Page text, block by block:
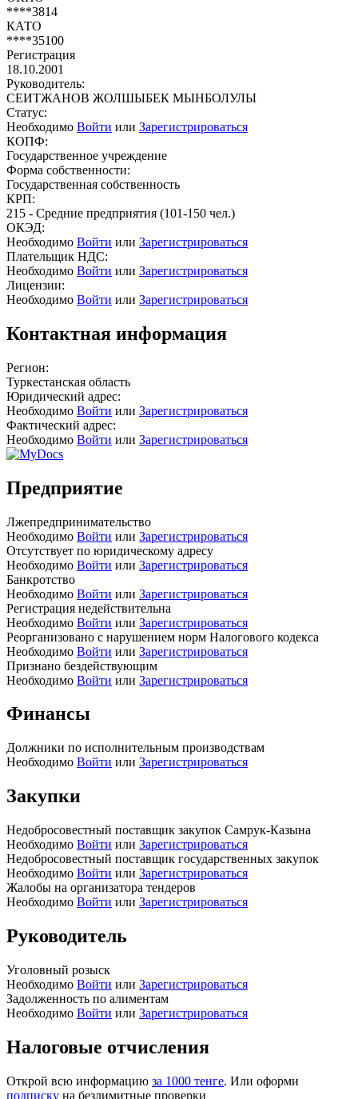
****3814
КАТО
****35100
Регистрация
18.10.2001
Руководитель:
СЕИТЖАНОВ ЖОЛШЫБЕК МЫНБОЛУЛЫ
Статус:
Необходимо Войти или Зарегистрироваться
КОПФ:
Государственное учреждение
Форма собственности:
Государственная собственность
КРП:
215 - Средние предприятия (101-150 чел.)
ОКЭД:
Необходимо Войти или Зарегистрироваться
Плательщик НДС:
Необходимо Войти или Зарегистрироваться
Лицензии:
Необходимо Войти или Зарегистрироваться
Контактная информация
Регион:
Туркестанская область
Юридический адрес:
Необходимо Войти или Зарегистрироваться
Фактический адрес:
Необходимо Войти или Зарегистрироваться
Предприятие
Лжепредпринимательство
Необходимо Войти или Зарегистрироваться
Отсутствует по юридическому адресу
Необходимо Войти или Зарегистрироваться
Банкротство
Необходимо Войти или Зарегистрироваться
Регистрация недействительна
Необходимо Войти или Зарегистрироваться
Реорганизовано с нарушением норм Налогового кодекса
Необходимо Войти или Зарегистрироваться
Признано бездействующим
Необходимо Войти или Зарегистрироваться
Финансы
Должники по исполнительным производствам
Необходимо Войти или Зарегистрироваться
Закупки
Недобросовестный поставщик закупок Самрук-Казына
Необходимо Войти или Зарегистрироваться
Недобросовестный поставщик государственных закупок
Необходимо Войти или Зарегистрироваться
Жалобы на организатора тендеров
Необходимо Войти или Зарегистрироваться
Руководитель
Уголовный розыск
Необходимо Войти или Зарегистрироваться
Задолженность по алиментам
Необходимо Войти или Зарегистрироваться
Налоговые отчисления
Открой всю информацию за 1000 тенге. Или оформи
подписку на безлимитные проверки